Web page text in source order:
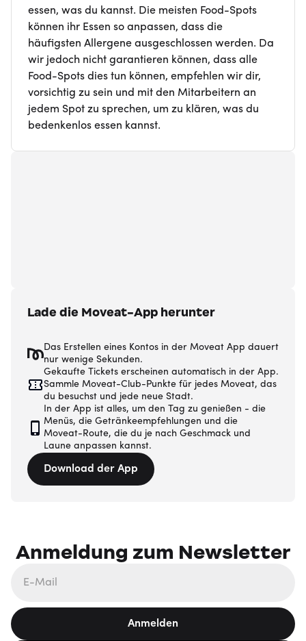
essen, was du kannst. Die meisten Food-Spots
können ihr Essen so anpassen, dass die
häufigsten Allergene ausgeschlossen werden. Da
wir jedoch nicht garantieren können, dass alle
Food-Spots dies tun können, empfehlen wir dir,
vorsichtig zu sein und mit den Mitarbeitern an
jedem Spot zu sprechen, um zu klären, was du
bedenkenlos essen kannst.
Lade die Moveat-App herunter
Das Erstellen eines Kontos in der Moveat App dauert
nur wenige Sekunden.
Gekaufte Tickets erscheinen automatisch in der App.
Sammle Moveat-Club-Punkte für jedes Moveat, das
du besuchst und jede neue Stadt.
In der App ist alles, um den Tag zu genießen - die
Menüs, die Getränkeempfehlungen und die
Moveat-Route, die du je nach Geschmack und
Laune anpassen kannst.
Download der App
Anmeldung zum Newsletter
Anmelden